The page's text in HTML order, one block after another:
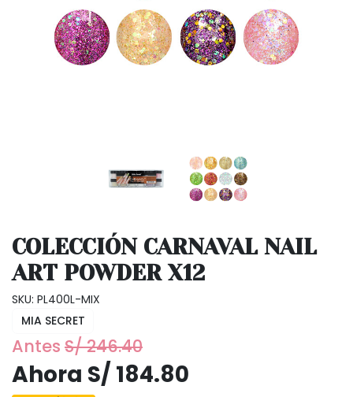
COLECCIÓN CARNAVAL NAIL
ART POWDER X12
SKU: PL400L-MIX
MIA SECRET
Antes S/ 246.40
Ahora S/ 184.80